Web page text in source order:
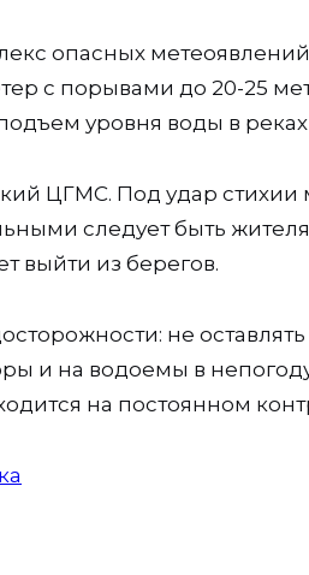
опасных
с порывами до 20-25
уровня воды в
ЦГМС. Под удар стихии
следует быть
выйти из берегов.
не
и на водоемы в
на постоянном